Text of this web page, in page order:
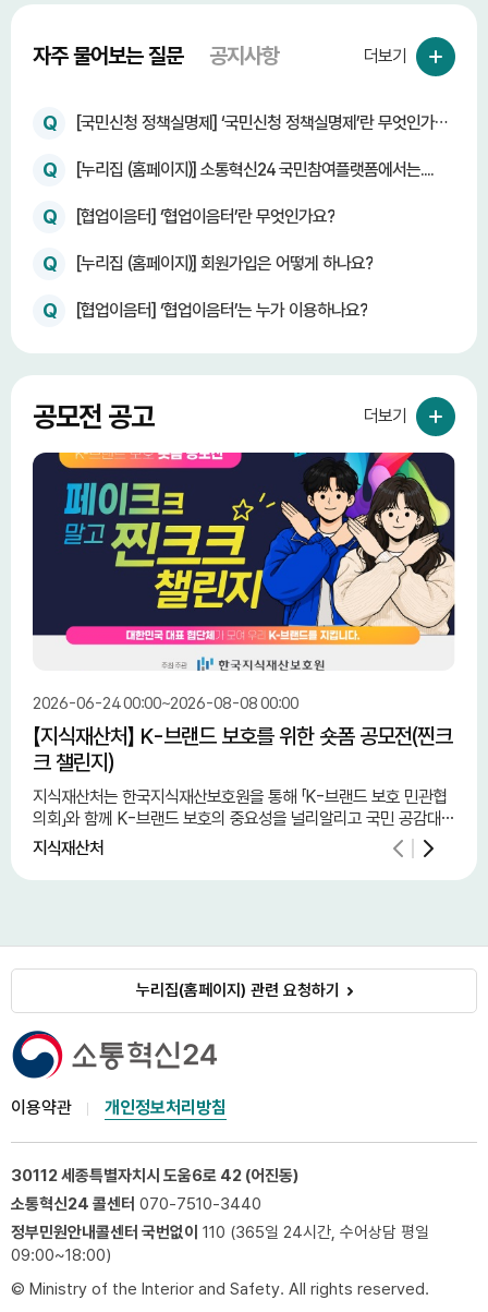
자주 물어보는 질문 공지사항
Q
[국민신청 정책실명제] ‘국민신청 정책실명제’란 무엇인가
Q [누리집 (홈페이지)] 소통혁신24 국민참여플랫폼에서는....
Q [협업이음터] ‘협업이음터’란 무엇인가요?
Q [누리집 (홈페이지)] 회원가입은 어떻게 하나요?
Q [협업이음터] ‘협업이음터’는 누가 이용하나요?
더보기
공모전 공고
2026-06-24 00:00~2026-08-08 00:00
【지식재산처】 K-브랜드 보호를 위한 숏폼 공모전(찐크
크 챌린지)
지식재산처는 한국지식재산보호원을 통해 「K-브랜드 보호 민관협
의회」와 함께 K-브랜드 보호의 중요성을 널리알리고 국민 공감대
를...
지식재산처
더보기
누리집(홈페이지) 관련 요청하기
이용약관 개인정보처리방침
30112 세종특별자치시 도움6로 42 (어진동)
소통혁신24 콜센터 070-7510-3440
정부민원안내콜센터 국번없이 110 (365일 24시간, 수어상담 평일
09:00~18:00)
© Ministry of the Interior and Safety. All rights reserved.